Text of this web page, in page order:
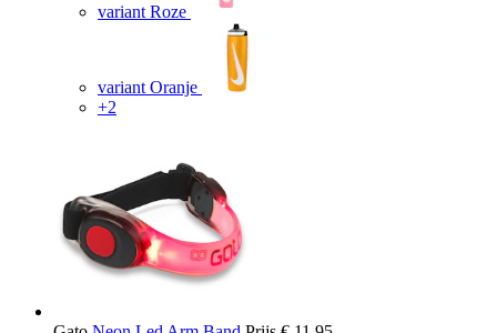
variant Roze
variant Oranje
+2